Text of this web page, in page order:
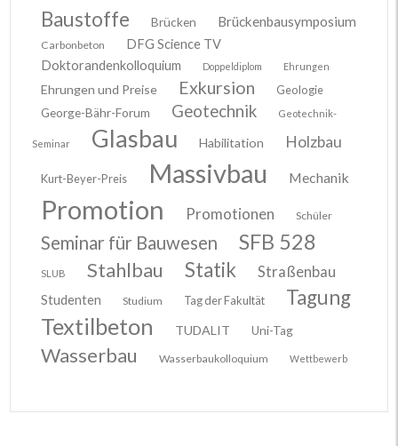
Baustoffe Brücken Brückenbausymposium
Carbonbeton
DFG Science TV
Doktorandenkolloquium
Doppeldiplom Ehrungen
Ehrungen und Preise Exkursion
Geologie
George-Bähr-Forum
Geotechnik Geotechnik-
Seminar Glasbau Habilitation Holzbau
Kurt-Beyer-Preis Massivbau Mechanik
Promotion Promotionen Schüler
Seminar für Bauwesen SFB 528
SLUB Stahlbau Statik Straßenbau
Studenten Studium Tag der Fakultät Tagung
Textilbeton TUDALIT Uni-Tag
Wasserbau Wasserbaukolloquium Wettbewerb